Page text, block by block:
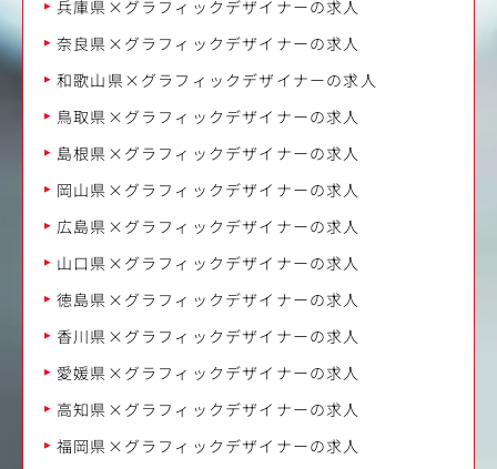
兵庫県×グラフィックデザイナーの求人
奈良県×グラフィックデザイナーの求人
和歌山県×グラフィックデザイナーの求人
鳥取県×グラフィックデザイナーの求人
島根県×グラフィックデザイナーの求人
岡山県×グラフィックデザイナーの求人
広島県×グラフィックデザイナーの求人
山口県×グラフィックデザイナーの求人
徳島県×グラフィックデザイナーの求人
香川県×グラフィックデザイナーの求人
愛媛県×グラフィックデザイナーの求人
高知県×グラフィックデザイナーの求人
福岡県×グラフィックデザイナーの求人